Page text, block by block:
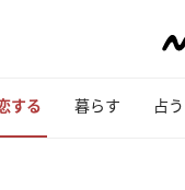
する 暮らす 占う